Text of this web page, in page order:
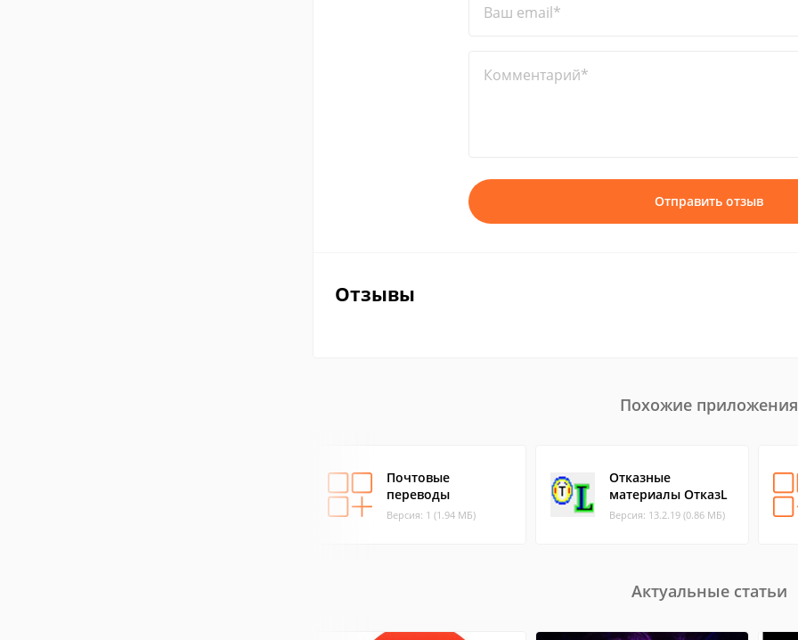
Ваш email*
Комментарий*
Отправить отзыв
Отзывы
Похожие приложения
Почтовые
переводы
Версия: 1 (1.94 МБ)
Отказные
материалы ОтказL
Версия: 13.2.19 (0.86 МБ)
Актуальные статьи